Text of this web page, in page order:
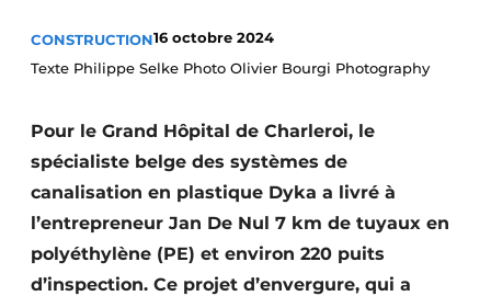
Video’s
Construction bois
Contrôle d’accès
Éclairage
CONSTRUCTION16 octobre 2024
Texte Philippe Selke Photo Olivier Bourgi Photography
Pour le Grand Hôpital de Charleroi, le
spécialiste belge des systèmes de
canalisation en plastique Dyka a livré à
l’entrepreneur Jan De Nul 7 km de tuyaux en
polyéthylène (PE) et environ 220 puits
d’inspection. Ce projet d’envergure, qui a